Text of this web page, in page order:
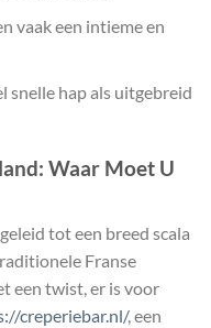
vaak een intieme en
snelle hap als uitgebreid
Waar Moet U
tot een breed scala
Franse
een twist, er is voor
creperiebar.nl/, een